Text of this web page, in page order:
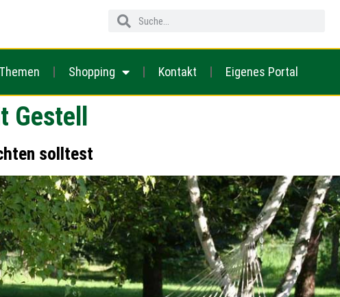
Themen Shopping Kontakt Eigenes Portal
solltest